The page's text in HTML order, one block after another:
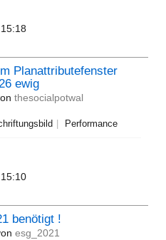
Planattributefenster
ewig
thesocialpotwal
Performance
benötigt !
esg_2021